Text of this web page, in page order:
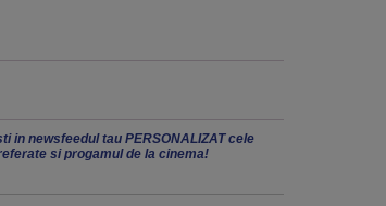
in newsfeedul tau PERSONALIZAT cele
si progamul de la cinema!